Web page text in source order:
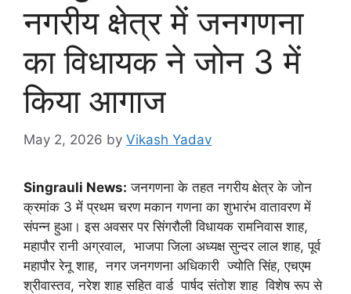
नगरीय क्षेत्र में जनगणना
का विधायक ने जोन 3 में
किया आगाज
May 2, 2026 by Vikash Yadav
Singrauli News: जनगणना के तहत नगरीय क्षेत्र के जोन
क्रमांक 3 में प्रथम चरण मकान गणना का शुभारंभ वातावरण में
संपन्न हुआ। इस अवसर पर सिंगरौली विधायक रामनिवास शाह,
महापौर रानी अग्रवाल, भाजपा जिला अध्यक्ष सुन्दर लाल शाह, पूर्व
महापौर रेनू शाह, नगर जनगणना अधिकारी ज्योति सिंह, एचएम
श्रीवास्तव, नरेश शाह सहित वार्ड पार्षद संतोश शाह विशेष रूप से